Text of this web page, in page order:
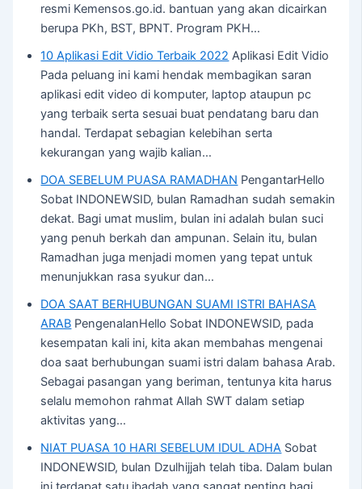
resmi Kemensos.go.id. bantuan yang akan dicairkan
berupa PKh, BST, BPNT. Program PKH…
10 Aplikasi Edit Vidio Terbaik 2022 Aplikasi Edit Vidio
Pada peluang ini kami hendak membagikan saran
aplikasi edit video di komputer, laptop ataupun pc
yang terbaik serta sesuai buat pendatang baru dan
handal. Terdapat sebagian kelebihan serta
kekurangan yang wajib kalian…
DOA SEBELUM PUASA RAMADHAN PengantarHello
Sobat INDONEWSID, bulan Ramadhan sudah semakin
dekat. Bagi umat muslim, bulan ini adalah bulan suci
yang penuh berkah dan ampunan. Selain itu, bulan
Ramadhan juga menjadi momen yang tepat untuk
menunjukkan rasa syukur dan…
DOA SAAT BERHUBUNGAN SUAMI ISTRI BAHASA
ARAB PengenalanHello Sobat INDONEWSID, pada
kesempatan kali ini, kita akan membahas mengenai
doa saat berhubungan suami istri dalam bahasa Arab.
Sebagai pasangan yang beriman, tentunya kita harus
selalu memohon rahmat Allah SWT dalam setiap
aktivitas yang…
NIAT PUASA 10 HARI SEBELUM IDUL ADHA Sobat
INDONEWSID, bulan Dzulhijjah telah tiba. Dalam bulan